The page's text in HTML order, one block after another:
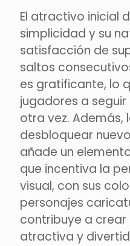
El atractivo inicial
simplicidad y su
satisfacción de
saltos
es gratificante, lo
jugadores a
otra vez. Además,
desbloquear
añade un
que incentiva la
visual, con sus
personajes
contribuye a crear
atractiva y